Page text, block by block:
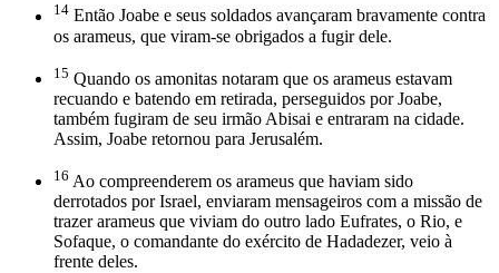
14 Então Joabe e seus soldados avançaram bravamente contra
os arameus, que viram-se obrigados a fugir dele.
15 Quando os amonitas notaram que os arameus estavam
recuando e batendo em retirada, perseguidos por Joabe,
também fugiram de seu irmão Abisai e entraram na cidade.
Assim, Joabe retornou para Jerusalém.
16 Ao compreenderem os arameus que haviam sido
derrotados por Israel, enviaram mensageiros com a missão de
trazer arameus que viviam do outro lado Eufrates, o Rio, e
Sofaque, o comandante do exército de Hadadezer, veio à
frente deles.